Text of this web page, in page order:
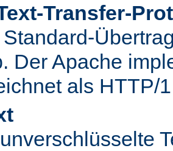
Transfer-
Der Apache
als HTTP/